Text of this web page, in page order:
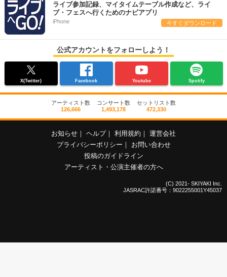
ライブ参加記録、マイタイムテーブル作成など、ライ
ブ・フェスへ行くためのナビアプリ
iPhone 今すぐダウンロード
公式アカウントをフォローしよう！
X(Twitter) Facebook Youtube Spotify
アーティスト数
126,666
コンサート数
1,493,178
セットリスト数
472,330
お知らせ ヘルプ 利用規約
運営会社
プライバシーポリシー
お問い合わせ
投稿のガイドライン
アーティスト・公演主催者の方へ
(C) 2021- SKIYAKI Inc.
JASRAC許諾番号：9022255001Y45037